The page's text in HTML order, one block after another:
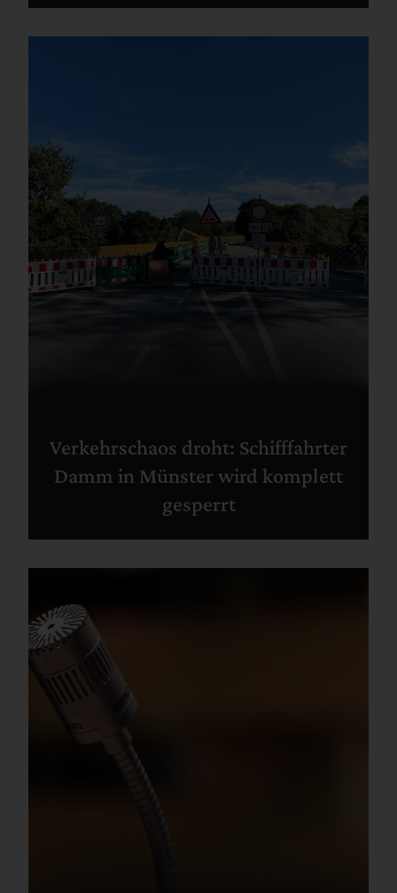
Verkehrschaos droht: Schifffahrter
Damm in Münster wird komplett
gesperrt